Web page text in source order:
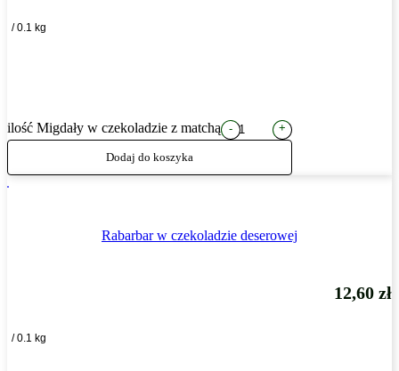
/ 0.1 kg
ilość Migdały w czekoladzie z matchą - +
Dodaj do koszyka
Rabarbar w czekoladzie deserowej
12,60 zł
/ 0.1 kg